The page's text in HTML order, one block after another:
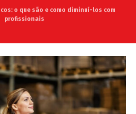
o que são e como diminuí-los com
profissionais